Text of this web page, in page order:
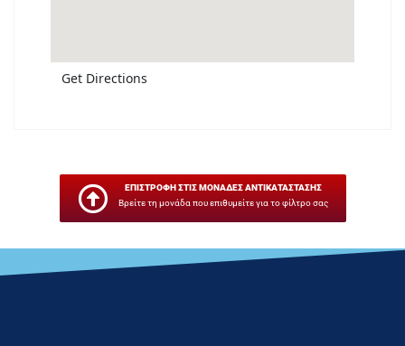
Get Directions
ΕΠΙΣΤΡΟΦΗ ΣΤΙΣ ΜΟΝΑΔΕΣ ΑΝΤΙΚΑΤΑΣΤΑΣΗΣ
Βρείτε τη μονάδα που επιθυμείτε για το φίλτρο σας